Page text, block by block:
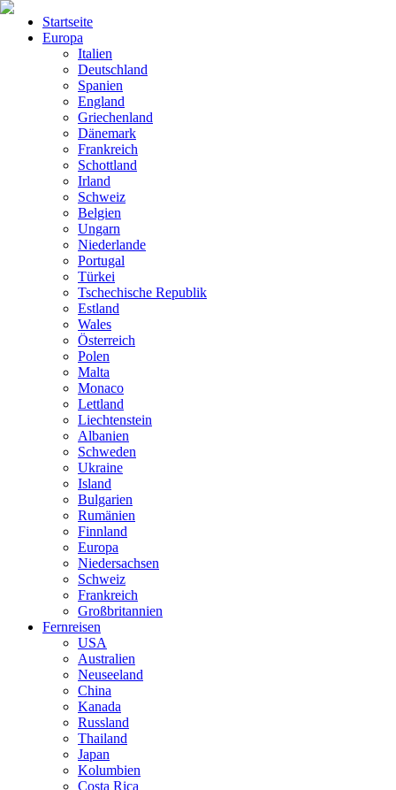
Startseite
Europa
Italien
Deutschland
Spanien
England
Griechenland
Dänemark
Frankreich
Schottland
Irland
Schweiz
Belgien
Ungarn
Niederlande
Portugal
Türkei
Tschechische Republik
Estland
Wales
Österreich
Polen
Malta
Monaco
Lettland
Liechtenstein
Albanien
Schweden
Ukraine
Island
Bulgarien
Rumänien
Finnland
Europa
Niedersachsen
Schweiz
Frankreich
Großbritannien
Fernreisen
USA
Australien
Neuseeland
China
Kanada
Russland
Thailand
Japan
Kolumbien
Costa Rica